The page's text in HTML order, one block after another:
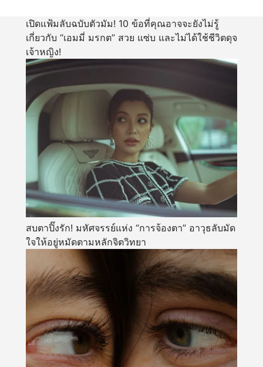
เปิดแฟ้มลับฉบับตัวมัม! 10 ข้อที่คุณอาจจะยังไม่รู้
เกี่ยวกับ “เอมมี่ มรกต” สวย แซ่บ และไม่ได้ใช้ชีวิตดุจ
เจ้าหญิง!
สบตาปิ๊งรัก! มหัศจรรย์แห่ง “การจ้องตา” อาวุธลับมัด
ใจให้อยู่หมัดตามหลักจิตวิทยา